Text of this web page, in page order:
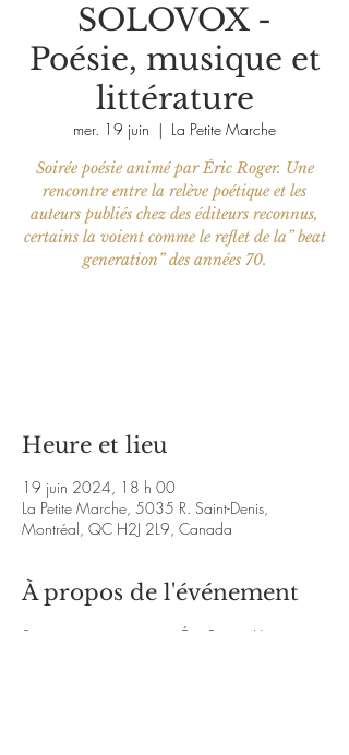
SOLOVOX -
Poésie, musique et
littérature
mer. 19 juin
  |
La Petite Marche
Soirée poésie animé par Éric Roger. Une
rencontre entre la relève poétique et les
auteurs publiés chez des éditeurs reconnus,
certains la voient comme le reflet de la” beat
generation” des années 70.
Heure et lieu
19 juin 2024, 18 h 00
La Petite Marche, 5035 R. Saint-Denis,
Montréal, QC H2J 2L9, Canada
À propos de l'événement
Soirée poésie animé par Éric Roger. Une